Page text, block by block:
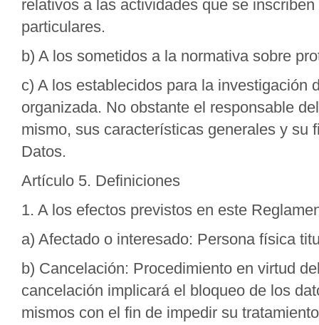
relativos a las actividades que se
particulares.
b) A los sometidos a la normativa sobre
c) A los establecidos para la investigación
organizada. No obstante el responsable
mismo, sus características generales y su
Datos.
Artículo 5. Definiciones
1. A los efectos previstos en este
a) Afectado o interesado: Persona física
b) Cancelación: Procedimiento en virtud
cancelación implicará el bloqueo de los
mismos con el fin de impedir su